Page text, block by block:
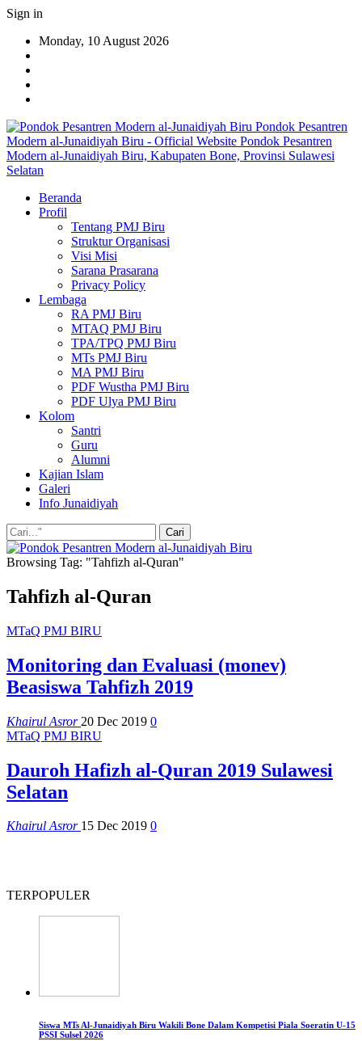
Sign in
Monday, 10 August 2026
Pondok Pesantren
Modern al-Junaidiyah Biru - Official Website Pondok Pesantren
Modern al-Junaidiyah Biru, Kabupaten Bone, Provinsi Sulawesi
Selatan
Beranda
Profil
Tentang PMJ Biru
Struktur Organisasi
Visi Misi
Sarana Prasarana
Privacy Policy
Lembaga
RA PMJ Biru
MTAQ PMJ Biru
TPA/TPQ PMJ Biru
MTs PMJ Biru
MA PMJ Biru
PDF Wustha PMJ Biru
PDF Ulya PMJ Biru
Kolom
Santri
Guru
Alumni
Kajian Islam
Galeri
Info Junaidiyah
Browsing Tag: "Tahfizh al-Quran"
Tahfizh al-Quran
MTaQ PMJ BIRU
Monitoring dan Evaluasi (monev)
Beasiswa Tahfizh 2019
Khairul Asror 20 Dec 2019 0
MTaQ PMJ BIRU
Dauroh Hafizh al-Quran 2019 Sulawesi
Selatan
Khairul Asror 15 Dec 2019 0
TERPOPULER
Siswa MTs Al-Junaidiyah Biru Wakili Bone Dalam Kompetisi Piala Soeratin U-15
PSSI Sulsel 2026